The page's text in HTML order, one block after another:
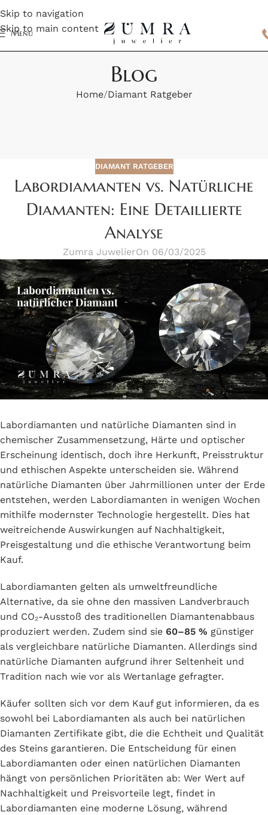
Skip to navigation
Skip to main content
Menu
Blog
Home Diamant Ratgeber
DIAMANT RATGEBER
Labordiamanten vs. Natürliche
Diamanten: Eine Detaillierte
Analyse
Zumra JuwelierOn 06/03/2025
Labordiamanten und natürliche Diamanten sind in
chemischer Zusammensetzung, Härte und optischer
Erscheinung identisch, doch ihre Herkunft, Preisstruktur
und ethischen Aspekte unterscheiden sie. Während
natürliche Diamanten über Jahrmillionen unter der Erde
entstehen, werden Labordiamanten in wenigen Wochen
mithilfe modernster Technologie hergestellt. Dies hat
weitreichende Auswirkungen auf Nachhaltigkeit,
Preisgestaltung und die ethische Verantwortung beim
Kauf.
Labordiamanten gelten als umweltfreundliche
Alternative, da sie ohne den massiven Landverbrauch
und CO₂-Ausstoß des traditionellen Diamantenabbaus
produziert werden. Zudem sind sie 60–85 % günstiger
als vergleichbare natürliche Diamanten. Allerdings sind
natürliche Diamanten aufgrund ihrer Seltenheit und
Tradition nach wie vor als Wertanlage gefragter.
Käufer sollten sich vor dem Kauf gut informieren, da es
sowohl bei Labordiamanten als auch bei natürlichen
Diamanten Zertifikate gibt, die die Echtheit und Qualität
des Steins garantieren. Die Entscheidung für einen
Labordiamanten oder einen natürlichen Diamanten
hängt von persönlichen Prioritäten ab: Wer Wert auf
Nachhaltigkeit und Preisvorteile legt, findet in
Labordiamanten eine moderne Lösung, während